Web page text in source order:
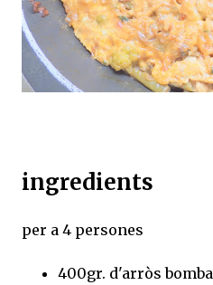
ingredients
per a 4 persones
400gr. d'arròs bomba